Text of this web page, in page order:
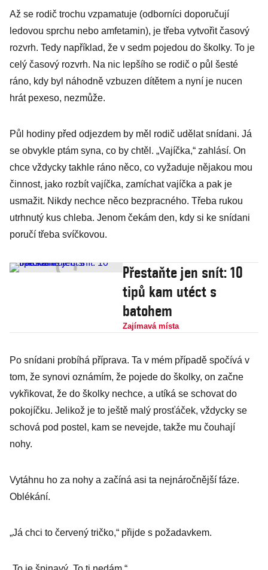
Až se rodič trochu vzpamatuje (odborníci doporučují
ledovou sprchu nebo amfetamin), je třeba vytvořit časový
rozvrh. Tedy například, že v sedm pojedou do školky. To je
celý časový rozvrh. Na nic lepšího se rodič o půl šesté
ráno, kdy byl náhodně vzbuzen dítětem a nyní je nucen
hrát pexeso, nezmůže.
Půl hodiny před odjezdem by měl rodič udělat snídani. Já
se obvykle ptám syna, co by chtěl. „Vajíčka,“ zahlásí. On
chce vždycky takhle ráno něco, co vyžaduje nějakou mou
činnost, jako rozbít vajíčka, zamíchat vajíčka a pak je
usmažit. Nikdy nechce něco bezpracného. Třeba rukou
utrhnutý kus chleba. Jenom čekám den, kdy si ke snídani
poručí třeba svíčkovou.
Přestaňte jen snít: 10
tipů kam utéct s
batohem
Zajímavá místa
Po snídani probíhá příprava. Ta v mém případě spočívá v
tom, že synovi oznámím, že pojede do školky, on začne
vykřikovat, že do školky nechce, a utíká se schovat do
pokojíčku. Jelikož je to ještě malý prosťáček, vždycky se
schová pod postel, kam se nevejde, takže mu čouhají
nohy.
Vytáhnu ho za nohy a začíná asi ta nejnáročnější fáze.
Oblékání.
„Já chci to červený tričko,“ přijde s požadavkem.